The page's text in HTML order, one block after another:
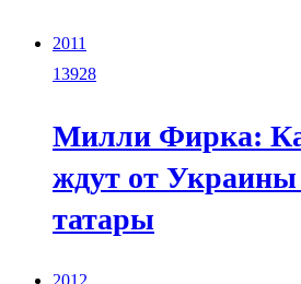
2011
13928
Милли Фирка:
ждут от
татары